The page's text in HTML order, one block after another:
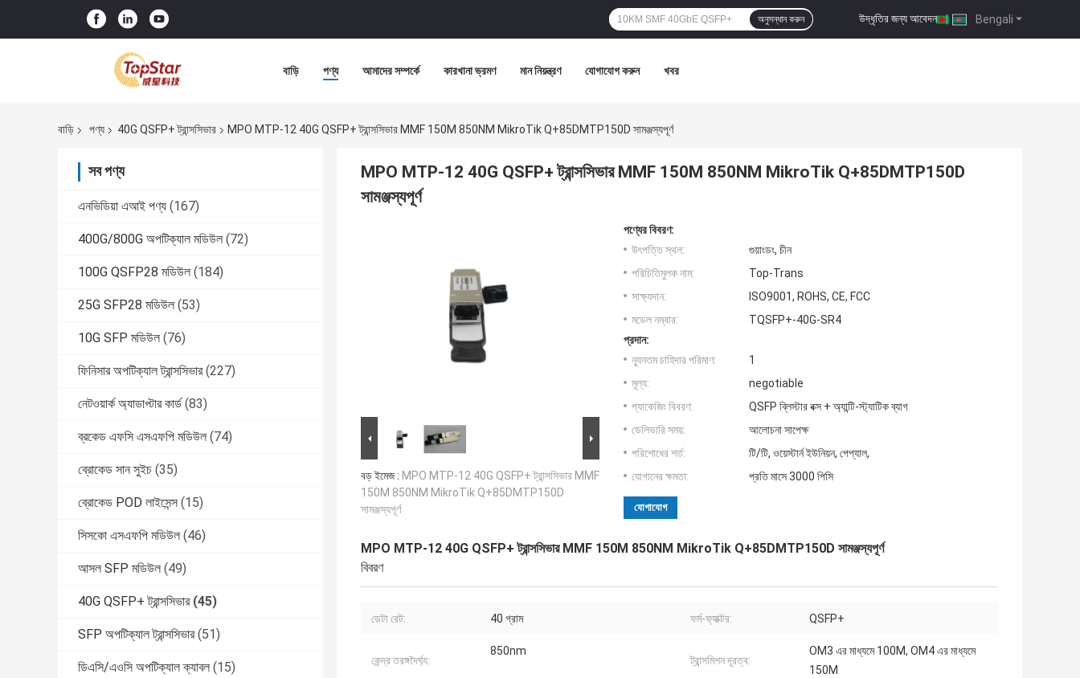
Bengali
উদ্ধৃতির জন্য আবেদন |
অনুসন্ধান করুন
বাড়ি পণ্য আমাদের সম্পর্কে কারখানা ভ্রমণ মান নিয়ন্ত্রণ যোগাযোগ করুন খবর
বাড়ি পণ্য 40G QSFP+ ট্রান্সসিভার MPO MTP-12 40G QSFP+ ট্রান্সসিভার MMF 150M 850NM MikroTik Q+85DMTP150D সামঞ্জস্যপূর্ণ
সব পণ্য
এনভিডিয়া এআই পণ্য (167)
400G/800G অপটিক্যাল মডিউল (72)
100G QSFP28 মডিউল (184)
25G SFP28 মডিউল (53)
10G SFP মডিউল (76)
ফিনিসার অপটিক্যাল ট্রান্সসিভার (227)
নেটওয়ার্ক অ্যাডাপ্টার কার্ড (83)
ব্রকেড এফসি এসএফপি মডিউল (74)
ব্রোকেড সান সুইচ (35)
ব্রোকেড POD লাইসেন্স (15)
সিসকো এসএফপি মডিউল (46)
আসল SFP মডিউল (49)
40G QSFP+ ট্রান্সসিভার (45)
SFP অপটিক্যাল ট্রান্সসিভার (51)
ডিএসি/এওসি অপটিক্যাল ক্যাবল (15)
MPO MTP-12 40G QSFP+ ট্রান্সসিভার MMF 150M 850NM MikroTik Q+85DMTP150D
সামঞ্জস্যপূর্ণ
বড় ইমেজ : MPO MTP-12 40G QSFP+ ট্রান্সসিভার MMF
150M 850NM MikroTik Q+85DMTP150D
সামঞ্জস্যপূর্ণ
পণ্যের বিবরণ:
উৎপত্তি স্থল:
গুয়াংডং, চীন
পরিচিতিমুলক নাম:
Top-Trans
সাক্ষ্যদান:
ISO9001, ROHS, CE, FCC
মডেল নম্বার:
TQSFP+-40G-SR4
প্রদান:
ন্যূনতম চাহিদার পরিমাণ:
1
মূল্য:
negotiable
প্যাকেজিং বিবরণ:
QSFP ব্লিস্টার বক্স + অ্যান্টি-স্ট্যাটিক ব্যাগ
ডেলিভারি সময়:
আলোচনা সাপেক্ষ
পরিশোধের শর্ত:
টি/টি, ওয়েস্টার্ন ইউনিয়ন, পেপ্যাল,
যোগানের ক্ষমতা:
প্রতি মাসে 3000 পিসি
যোগাযোগ
MPO MTP-12 40G QSFP+ ট্রান্সসিভার MMF 150M 850NM MikroTik Q+85DMTP150D সামঞ্জস্যপূর্ণ
বিবরণ
ডেটা রেট: 40 গ্রাম ফর্ম-ফ্যাক্টর: QSFP+
কেন্দ্র তরঙ্গদৈর্ঘ্য:
850nm
ট্রান্সমিশন দূরত্ব:
OM3 এর মাধ্যমে 100M, OM4 এর মাধ্যমে
150M